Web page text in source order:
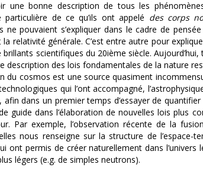
une bonne description de tous les
particulière de ce qu’ils ont appelé des corps
ne pouvaient s’expliquer dans le cadre de
relativité générale. C’est entre autre pour
brillants scientifiques du 20ième siècle.
description des lois fondamentales de la nature
du cosmos est une source quasiment
qui l’ont accompagné,
afin dans un premier temps d’essayer de
guide dans l’élaboration de nouvelles lois plus
Par exemple, l’observation récente de la
nous renseigne sur la structure de
ont permis de créer naturellement dans
légers (e.g. de simples neutrons).